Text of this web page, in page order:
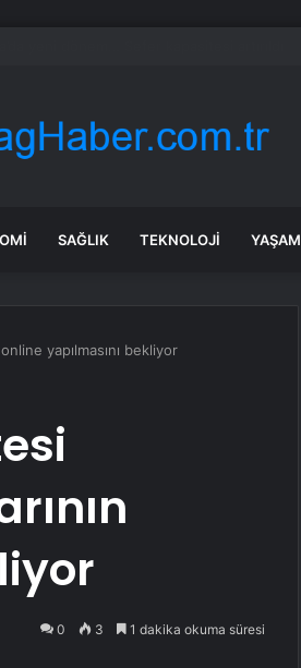
SAĞLIK TEKNOLOJI YAŞAM
yapılmasını bekliyor
0 3 1 dakika okuma süresi